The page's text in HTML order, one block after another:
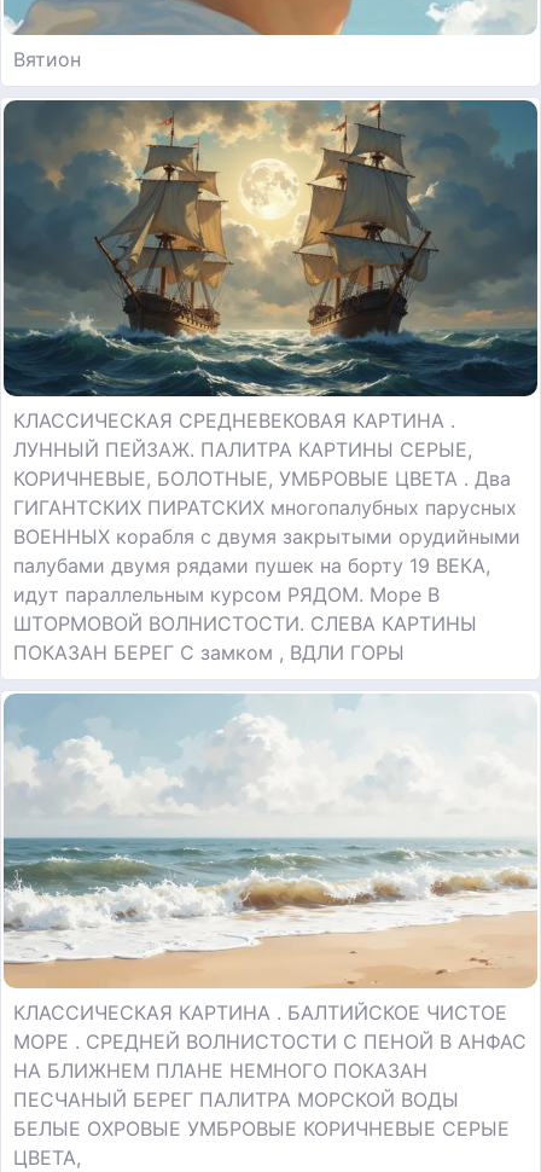
Вятион
КЛАССИЧЕСКАЯ СРЕДНЕВЕКОВАЯ КАРТИНА .
ЛУННЫЙ ПЕЙЗАЖ. ПАЛИТРА КАРТИНЫ СЕРЫЕ,
КОРИЧНЕВЫЕ, БОЛОТНЫЕ, УМБРОВЫЕ ЦВЕТА . Два
ГИГАНТСКИХ ПИРАТСКИХ многопалубных парусных
ВОЕННЫХ корабля с двумя закрытыми орудийными
палубами двумя рядами пушек на борту 19 ВЕКА,
идут параллельным курсом РЯДОМ. Море В
ШТОРМОВОЙ ВОЛНИСТОСТИ. СЛЕВА КАРТИНЫ
ПОКАЗАН БЕРЕГ С замком , ВДЛИ ГОРЫ
КЛАССИЧЕСКАЯ КАРТИНА . БАЛТИЙСКОЕ ЧИСТОЕ
МОРЕ . СРЕДНЕЙ ВОЛНИСТОСТИ С ПЕНОЙ В АНФАС
НА БЛИЖНЕМ ПЛАНЕ НЕМНОГО ПОКАЗАН
ПЕСЧАНЫЙ БЕРЕГ ПАЛИТРА МОРСКОЙ ВОДЫ
БЕЛЫЕ ОХРОВЫЕ УМБРОВЫЕ КОРИЧНЕВЫЕ СЕРЫЕ
ЦВЕТА,